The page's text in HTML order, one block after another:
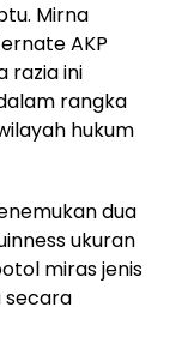
Mirna
AKP
razia ini
rangka
hukum
dua
ukuran
miras jenis
secara